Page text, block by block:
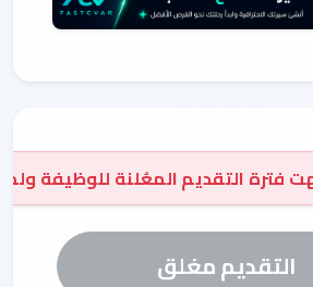
فترة التقديم المعُلنة للوظيفة
التقديم مغلق